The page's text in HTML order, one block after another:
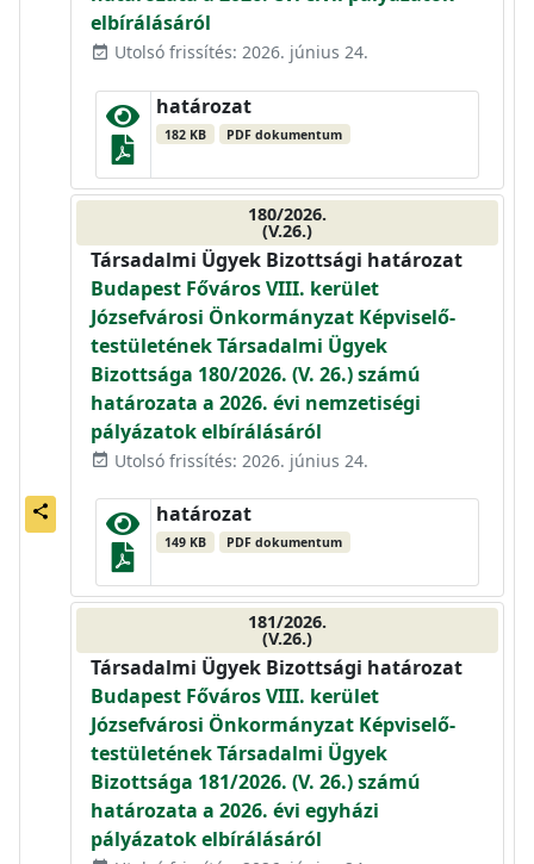
share
elbírálásáról
event_available Utolsó frissítés: 2026. június 24.
határozat
182 KB PDF dokumentum
180/2026.
(V.26.)
Társadalmi Ügyek Bizottsági határozat
Budapest Főváros VIII. kerület
Józsefvárosi Önkormányzat Képviselő-
testületének Társadalmi Ügyek
Bizottsága 180/2026. (V. 26.) számú
határozata a 2026. évi nemzetiségi
pályázatok elbírálásáról
event_available Utolsó frissítés: 2026. június 24.
határozat
149 KB PDF dokumentum
181/2026.
(V.26.)
Társadalmi Ügyek Bizottsági határozat
Budapest Főváros VIII. kerület
Józsefvárosi Önkormányzat Képviselő-
testületének Társadalmi Ügyek
Bizottsága 181/2026. (V. 26.) számú
határozata a 2026. évi egyházi
pályázatok elbírálásáról